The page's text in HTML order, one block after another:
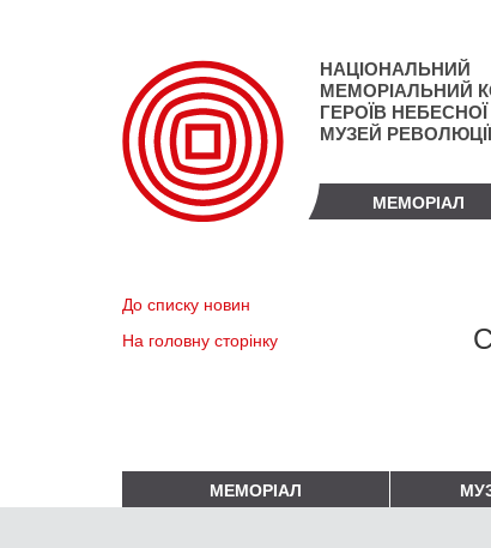
НАЦІОНАЛЬНИЙ
МЕМОРІАЛЬНИЙ
ГЕРОЇВ НЕБЕСНОЇ
МУЗЕЙ
МЕМОРІАЛ
До списку новин
На головну сторінку
МЕМОРІАЛ